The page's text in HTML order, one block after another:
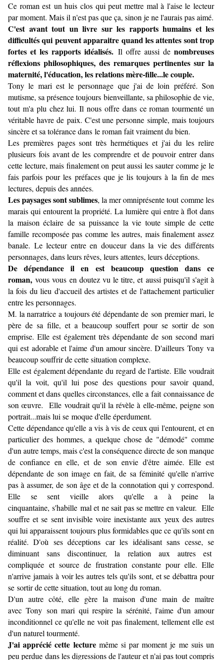
Ce roman est un huis clos qui peut mettre mal à l'aise le lecteur
par moment. Mais il n'est pas que ça, sinon je ne l'aurais pas aimé.
C'est avant tout un livre sur les rapports humains et les
difficultés qui peuvent apparaitre quand les attentes sont trop
fortes et les rapports idéalisés. Il offre aussi denombreuses
réflexions philosophiques, des remarques pertinentes sur la
maternité, l'éducation, les relations mère-fille...le couple.
Tony le mari est le personnage que j'ai de loin préféré. Son
mutisme, sa présence toujours bienveillante, sa philosophie de vie,
tout m'a plu chez lui. Il nous offre dans ce roman tourmenté un
véritable havre de paix. C'est une personne simple, mais toujours
sincère et sa tolérance dans le roman fait vraiment du bien.
Les premières pages sont très hermétiques et j'ai du les relire
plusieurs fois avant de les comprendre et de pouvoir entrer dans
cette lecture, mais finalement on peut aussi les sauter comme je le
fais parfois pour les préfaces que je lis toujours à la fin de mes
lectures, depuis des années.
Les paysages sont sublimes, la mer omniprésente tout comme les
marais qui entourent la propriété. La lumière qui entre à flot dans
la maison éclaire de sa puissance la vie toute simple de cette
famille recomposée pas comme les autres, mais finalement assez
banale. Le lecteur entre en douceur dans la vie des différents
personnages, dans leurs rêves, leurs attentes, leurs déceptions.
De dépendance il en est beaucoup question dans ce
roman, vous vous en doutez vu le titre, et aussi puisqu'il s'agit à
la fois du lieu d'accueil des artistes et de l'attachement particulier
entre les personnages.
M. la narratrice a toujours été dépendante de son premier mari, le
père de sa fille, et a beaucoup souffert pour se sortir de son
emprise. Elle est également très dépendante de son second mari
qui est adorable et l'aime d'un amour sincère. D'ailleurs Tony va
beaucoup souffrir de cette situation complexe.
Elle est également dépendante du regard de l'artiste. Elle voudrait
qu'il la voit, qu'il lui pose des questions pour savoir quand,
comment et dans quelles circonstances, elle a fait connaissance de
son œuvre. Elle voudrait qu'il la révèle à elle-même, peigne son
portrait...mais lui se moque d'elle éperdument.
Cette dépendance qu'elle a vis à vis de ceux qui l'entourent, et en
particulier des hommes, a quelque chose de "démodé" comme
d'un autre temps, mais c'est la conséquence directe de son manque
de confiance en elle, et de son envie d'être aimée. Elle est
dépendante de son image en fait, de sa féminité qu'elle n'arrive
pas à assumer, de son âge et de la connotation qui y correspond.
Elle se sent vieille alors qu'elle a à peine la
cinquantaine, s'habille mal et ne sait pas se mettre en valeur. Elle
souffre et se sent invisible voire inexistante aux yeux des autres
qui lui apparaissent toujours plus formidables que ce qu'ils sont en
réalité. D'où ses déceptions car les idéalisant sans cesse, se
diminuant sans discontinuer, la relation aux autres est
compliquée et source de frustration constante pour elle. Elle
n'arrive jamais à voir les autres tels qu'ils sont, et se débattra pour
se sortir de cette situation, tout au long du roman.
D'un autre côté, elle gère la maison d'une main de maître
avec Tony son mari qui respire la sérénité, l'aime d'un amour
inconditionnel ce qu'elle ne voit pas finalement, tellement elle est
d'un naturel tourmenté.
J'ai apprécié cette lecturemême si par moment je me suis un
peu perdue dans les digressions de l'auteur et n'ai pas tout compris